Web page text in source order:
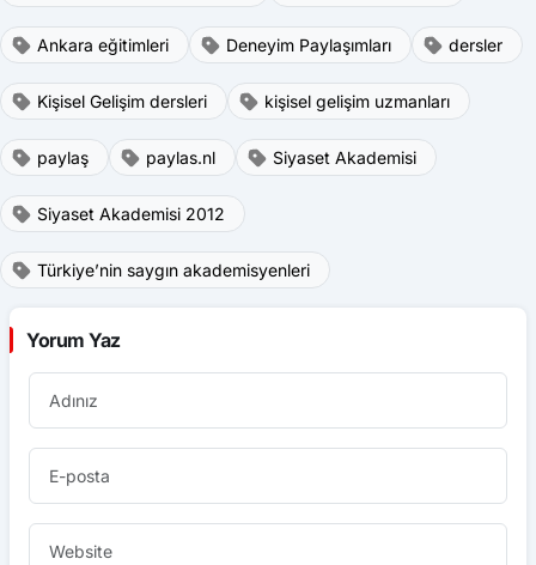
Ankara eğitimleri Deneyim Paylaşımları dersler
Kişisel Gelişim dersleri kişisel gelişim uzmanları
paylaş paylas.nl Siyaset Akademisi
Siyaset Akademisi 2012
Türkiye’nin saygın akademisyenleri
Yorum Yaz